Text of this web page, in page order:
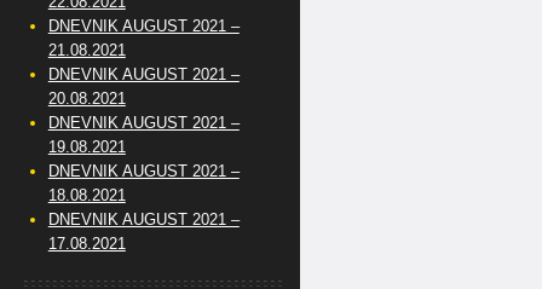
DNEVNIK AUGUST 2021 –
21.08.2021
DNEVNIK AUGUST 2021 –
20.08.2021
DNEVNIK AUGUST 2021 –
19.08.2021
DNEVNIK AUGUST 2021 –
18.08.2021
DNEVNIK AUGUST 2021 –
17.08.2021